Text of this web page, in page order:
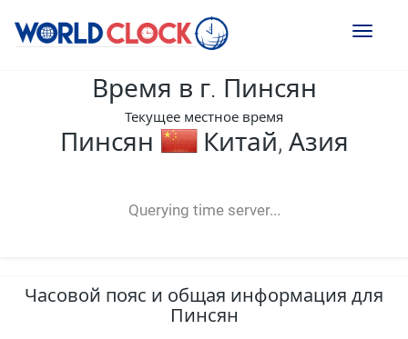
Toggle
Время в г. Пинсян
Текущее местное время
Пинсян Китай, Азия
Querying time server...
-- ---- ----
Часовой пояс и общая информация для
Пинсян